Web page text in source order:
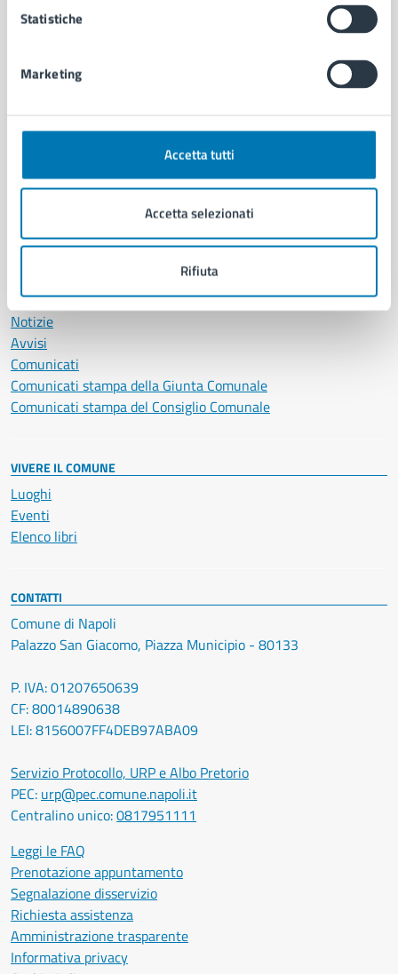
Statistiche
Marketing
Accetta tutti
Accetta selezionati
Rifiuta
Ambiente
Autorizzazioni
Cultura e tempo libero
Educazione e formazione
Giustizia e sicurezza pubblica
Salute, benessere e assistenza
Vita lavorativa
NOVITÀ
Notizie
Avvisi
Comunicati
Comunicati stampa della Giunta Comunale
Comunicati stampa del Consiglio Comunale
VIVERE IL COMUNE
Luoghi
Eventi
Elenco libri
CONTATTI
Comune di Napoli
Palazzo San Giacomo, Piazza Municipio - 80133
P. IVA: 01207650639
CF: 80014890638
LEI: 8156007FF4DEB97ABA09
Servizio Protocollo, URP e Albo Pretorio
PEC: urp@pec.comune.napoli.it
Centralino unico:0817951111
Leggi le FAQ
Prenotazione appuntamento
Segnalazione disservizio
Richiesta assistenza
Amministrazione trasparente
Informativa privacy